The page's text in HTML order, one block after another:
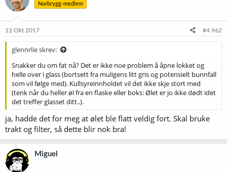
j
o
e
Norbrygg-medlem
12 Okt 2017 #4.962
glennrlie skrev:
Snakker du om fat nå? Det er ikke noe problem å åpne lokket og
helle over i glass (bortsett fra muligens litt gris og potensielt bunnfall
som vil følge med). Kullsyreinnholdet vil det ikke skje stort med
(tenk når du heller øl fra en flaske eller boks: Ølet er jo ikke dødt idet
det treffer glasset ditt..).
ja, hadde det for meg at ølet ble flatt veldig fort. Skal bruke
trakt og filter, så dette blir nok bra!
Miguel